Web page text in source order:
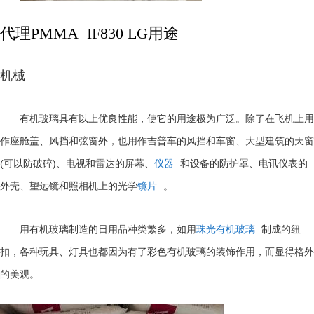
代理PMMA IF830 LG用途
机械
有机玻璃具有以上优良性能，使它的用途极为广泛。除了在飞机上用
作座舱盖、风挡和弦窗外，也用作吉普车的风挡和车窗、大型建筑的天窗
(可以防破碎)、电视和雷达的屏幕、 仪器 和设备的防护罩、电讯仪表的
外壳、望远镜和照相机上的光学镜片 。
用有机玻璃制造的日用品种类繁多，如用珠光有机玻璃 制成的纽
扣，各种玩具、灯具也都因为有了彩色有机玻璃的装饰作用，而显得格外
的美观。